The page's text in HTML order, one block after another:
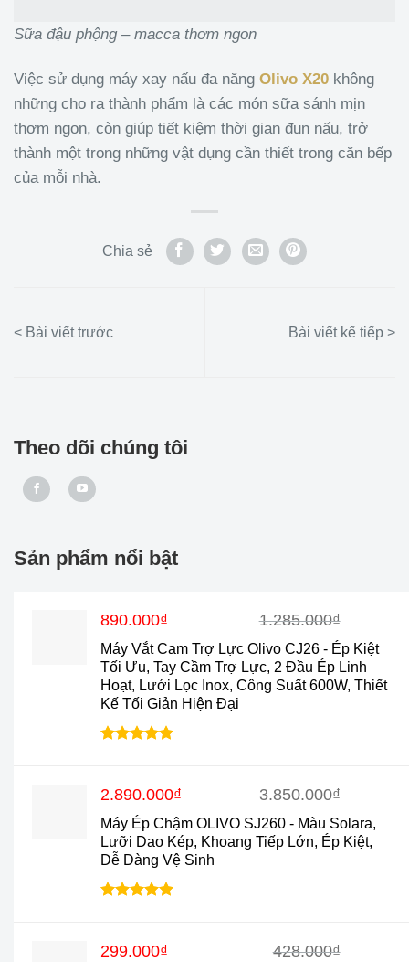
Sữa đậu phộng – macca thơm ngon
Việc sử dụng máy xay nấu đa năng Olivo X20 không
những cho ra thành phẩm là các món sữa sánh mịn
thơm ngon, còn giúp tiết kiệm thời gian đun nấu, trở
thành một trong những vật dụng cần thiết trong căn bếp
của mỗi nhà.
Chia sẻ
Theo dõi chúng tôi
Sản phẩm nổi bật
Máy Vắt Cam Trợ Lực Olivo CJ26 - Ép Kiệt
Tối Ưu, Tay Cầm Trợ Lực, 2 Đầu Ép Linh
Hoạt, Lưới Lọc Inox, Công Suất 600W, Thiết
Kế Tối Giản Hiện Đại
1.285.000₫
Giá
là:
1.285.000₫.
890.000₫
Giá
tại
là:
890.000₫.
Máy Ép Chậm OLIVO SJ260 - Màu Solara,
Lưỡi Dao Kép, Khoang Tiếp Lớn, Ép Kiệt,
Dễ Dàng Vệ Sinh
3.850.000₫
Giá
là:
3.850.000₫.
2.890.000₫
Giá
tại
là:
2.890.000₫.
428.000₫
Giá
299.000₫
Giá